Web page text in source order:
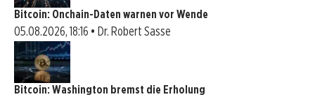
Bitcoin: Onchain-Daten warnen vor Wende
05.08.2026, 18:16 • Dr. Robert Sasse
Bitcoin: Washington bremst die Erholung